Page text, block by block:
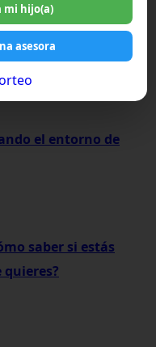
el entorno de
saber si estás
hijo(a)
asesora